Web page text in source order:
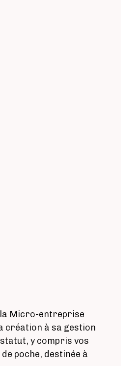
la Micro-entreprise
création à sa gestion
y compris vos
poche, destinée à